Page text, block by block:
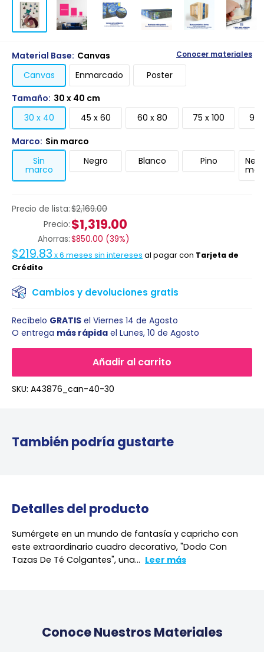
Precio de lista:$2,169.00
Precio: $1,319.00
Ahorras:$850.00 (39%)
$219.83 x6 meses sin intereses al pagar con Tarjeta de
Crédito
Cambios y devoluciones gratis
Material Base: Canvas Conocer materiales
Canvas Enmarcado
Poster
Tamaño: 30 x 40 cm
30 x 40
45 x 60 60 x 80 75 x 100
90
Marco: Sin marco
Sin
marco
Negro Blanco Pino
Añadir al carrito
Recíbelo GRATIS el Viernes 14 de Agosto
O entrega más rápida el Lunes, 10 de Agosto
SKU: A43876_can-40-30
También podría gustarte
Detalles del producto
Sumérgete en un mundo de fantasía y capricho con
este extraordinario cuadro decorativo, "Dodo Con
Tazas De Té Colgantes", una... Leer más
Conoce Nuestros Materiales